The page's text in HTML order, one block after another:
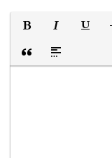
Вставка цитаты
Вставка